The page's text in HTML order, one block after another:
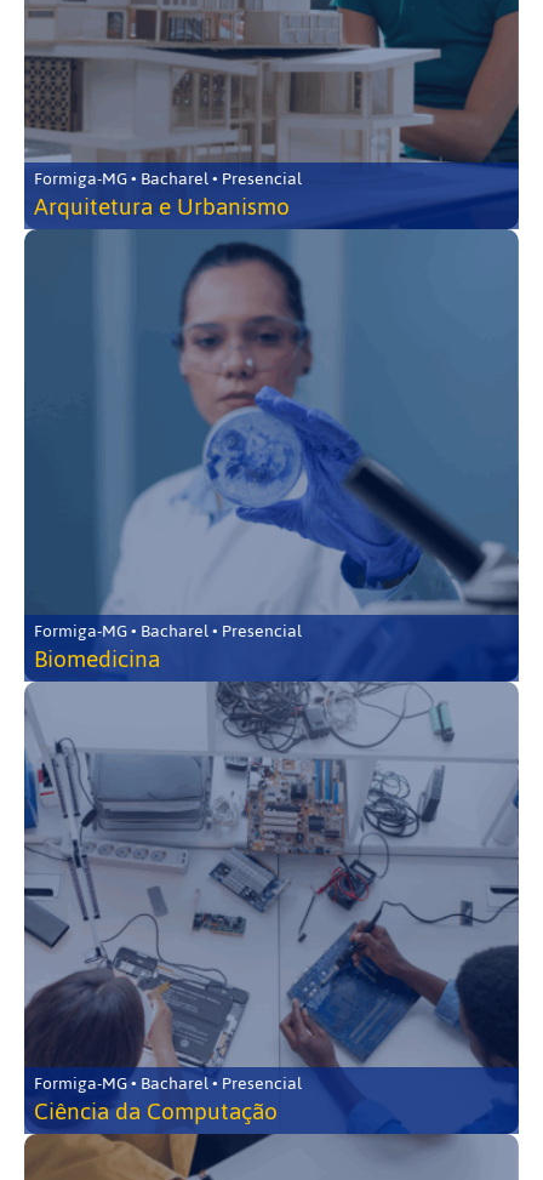
Formiga-MG • Bacharel • Presencial
Arquitetura e Urbanismo
Formiga-MG • Bacharel • Presencial
Biomedicina
Formiga-MG • Bacharel • Presencial
Ciência da Computação